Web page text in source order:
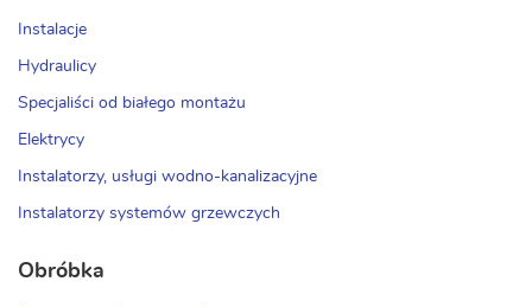
Instalacje
Hydraulicy
Specjaliści od białego montażu
Elektrycy
Instalatorzy, usługi wodno-kanalizacyjne
Instalatorzy systemów grzewczych
Obróbka